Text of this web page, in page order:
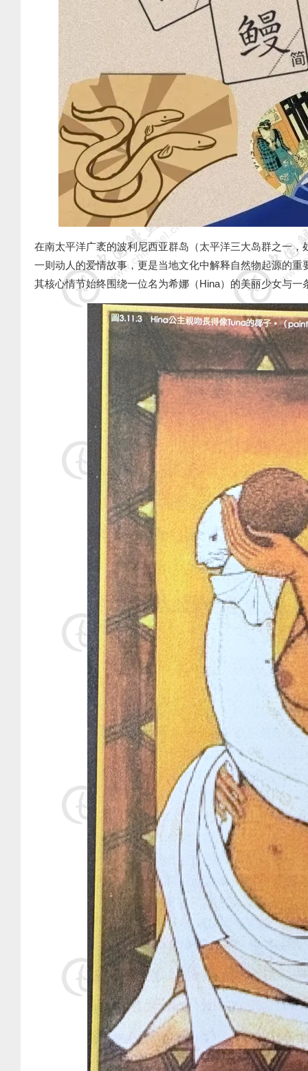
在南太平洋广袤的波利尼西亚群岛（太平洋三大岛群之一
一则动人的爱情故事，更是当地文化中解释自然物起源的
其核心情节始终围绕一位名为希娜（Hina）的美丽少女与一